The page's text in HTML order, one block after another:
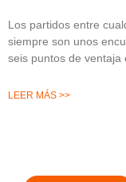
Los partidos entre
siempre son unos
seis puntos de ventaja
LEER MÁS >>